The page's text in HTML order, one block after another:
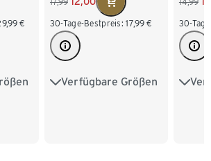
€ 30-Tage-Bestpreis: 17,99 €
Verfügbare Größen
S 36/38 M 40/42
30-
S